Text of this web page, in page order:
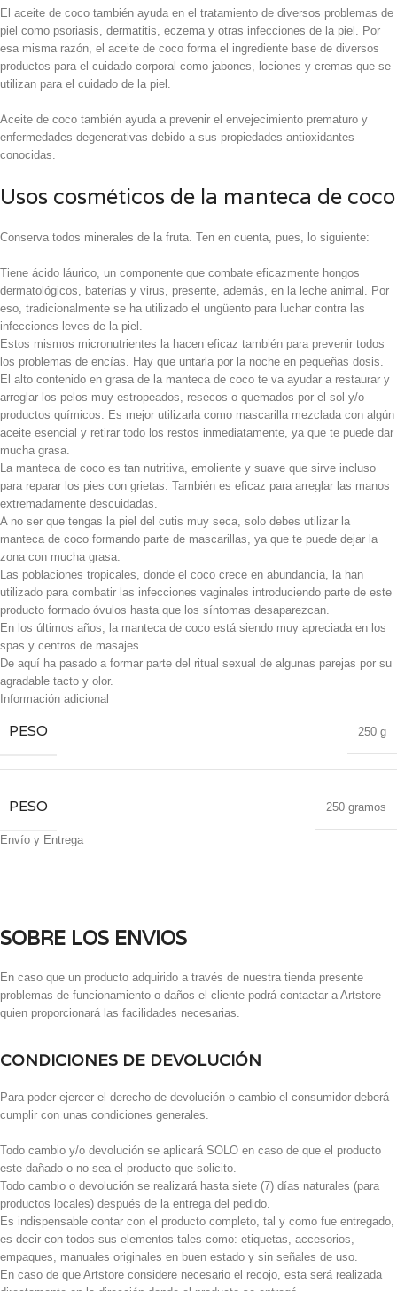
El aceite de coco también ayuda en el tratamiento de diversos problemas de
piel como psoriasis, dermatitis, eczema y otras infecciones de la piel. Por
esa misma razón, el aceite de coco forma el ingrediente base de diversos
productos para el cuidado corporal como jabones, lociones y cremas que se
utilizan para el cuidado de la piel.
Aceite de coco también ayuda a prevenir el envejecimiento prematuro y
enfermedades degenerativas debido a sus propiedades antioxidantes
conocidas.
Usos cosméticos de la manteca de coco
Conserva todos minerales de la fruta. Ten en cuenta, pues, lo siguiente:
Tiene ácido láurico, un componente que combate eficazmente hongos
dermatológicos, baterías y virus, presente, además, en la leche animal. Por
eso, tradicionalmente se ha utilizado el ungüento para luchar contra las
infecciones leves de la piel.
Estos mismos micronutrientes la hacen eficaz también para prevenir todos
los problemas de encías. Hay que untarla por la noche en pequeñas dosis.
El alto contenido en grasa de la manteca de coco te va ayudar a restaurar y
arreglar los pelos muy estropeados, resecos o quemados por el sol y/o
productos químicos. Es mejor utilizarla como mascarilla mezclada con algún
aceite esencial y retirar todo los restos inmediatamente, ya que te puede dar
mucha grasa.
La manteca de coco es tan nutritiva, emoliente y suave que sirve incluso
para reparar los pies con grietas. También es eficaz para arreglar las manos
extremadamente descuidadas.
A no ser que tengas la piel del cutis muy seca, solo debes utilizar la
manteca de coco formando parte de mascarillas, ya que te puede dejar la
zona con mucha grasa.
Las poblaciones tropicales, donde el coco crece en abundancia, la han
utilizado para combatir las infecciones vaginales introduciendo parte de este
producto formado óvulos hasta que los síntomas desaparezcan.
En los últimos años, la manteca de coco está siendo muy apreciada en los
spas y centros de masajes.
De aquí ha pasado a formar parte del ritual sexual de algunas parejas por su
agradable tacto y olor.
Información adicional
PESO 250 g
PESO 250 gramos
Envío y Entrega
SOBRE LOS ENVIOS
En caso que un producto adquirido a través de nuestra tienda presente
problemas de funcionamiento o daños el cliente podrá contactar a Artstore
quien proporcionará las facilidades necesarias.
CONDICIONES DE DEVOLUCIÓN
Para poder ejercer el derecho de devolución o cambio el consumidor deberá
cumplir con unas condiciones generales.
Todo cambio y/o devolución se aplicará SOLO en caso de que el producto
este dañado o no sea el producto que solicito.
Todo cambio o devolución se realizará hasta siete (7) días naturales (para
productos locales) después de la entrega del pedido.
Es indispensable contar con el producto completo, tal y como fue entregado,
es decir con todos sus elementos tales como: etiquetas, accesorios,
empaques, manuales originales en buen estado y sin señales de uso.
En caso de que Artstore considere necesario el recojo, esta será realizada